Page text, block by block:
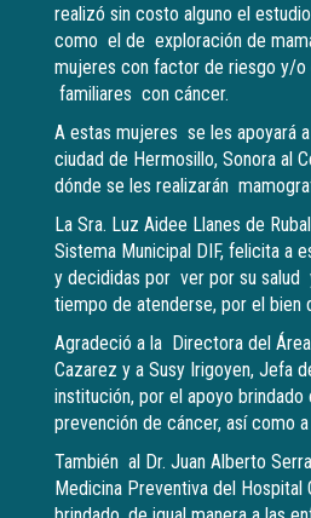
realizó sin costo alguno el
como el de exploración de
mujeres con factor de riesgo y/o
familiares con cáncer.
A estas mujeres se les apoyará
ciudad de Hermosillo, Sonora al
dónde se les realizarán
La Sra. Luz Aidee Llanes de
Sistema Municipal DIF, felicita a
y decididas por ver por su
tiempo de atenderse, por el bien
Agradeció a la Directora del
Cazarez y a Susy Irigoyen, Jefa
institución, por el apoyo brindado
prevención de cáncer, así como
También al Dr. Juan Alberto
Medicina Preventiva del Hospital